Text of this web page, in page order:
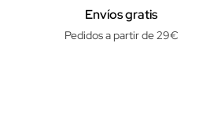
Envíos gratis
Pedidos a partir de 29€